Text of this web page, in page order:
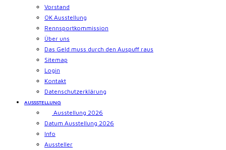
Vorstand
OK Ausstellung
Rennsportkommission
Über uns
Das Geld muss durch den Auspuff raus
Sitemap
Login
Kontakt
Datenschutzerklärung
AUSSSTELLUNG
Ausstellung 2026
Datum Ausstellung 2026
Info
Aussteller